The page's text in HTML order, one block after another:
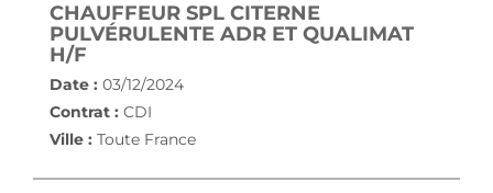
CHAUFFEUR SPL CITERNE
PULVÉRULENTE ADR ET QUALIMAT
H/F
Date : 03/12/2024
Contrat : CDI
Ville : Toute France